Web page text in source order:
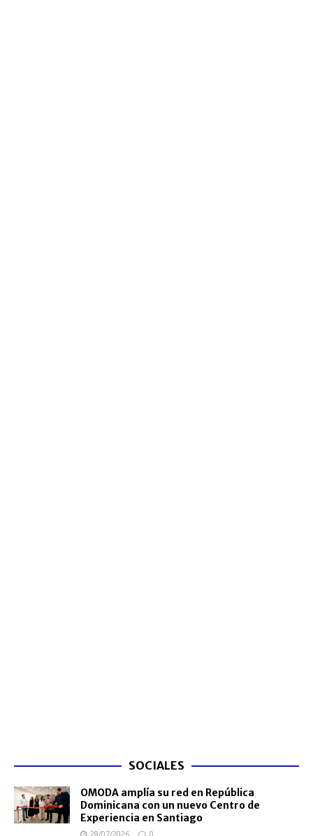
SOCIALES
OMODA amplía su red en República
Dominicana con un nuevo Centro de
Experiencia en Santiago
28/07/2026 0